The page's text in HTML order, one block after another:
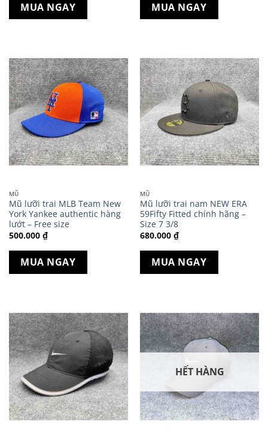
MUA NGAY MUA NGAY
MŨ
Mũ lưỡi trai MLB Team New
York Yankee authentic hàng
lướt – Free size
500.000 ₫
MUA NGAY
MŨ
Mũ lưỡi trai nam NEW ERA
59Fifty Fitted chính hãng –
Size 7 3/8
680.000 ₫
MUA NGAY
HẾT HÀNG